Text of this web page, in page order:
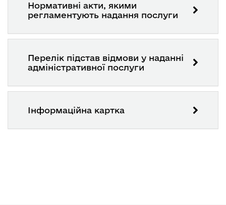
Нормативні акти, якими
регламентують надання послуги
Перелік підстав відмови у наданні
адміністративної послуги
Інформаційна картка